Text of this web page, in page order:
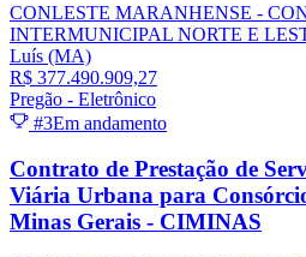
CONLESTE MARANHENSE -
INTERMUNICIPAL NORTE E
Luís (MA)
R$ 377.490.909,27
Pregão - Eletrônico
#3Em andamento
Contrato de Prestação de
Viária Urbana para
Minas Gerais - CIMINAS